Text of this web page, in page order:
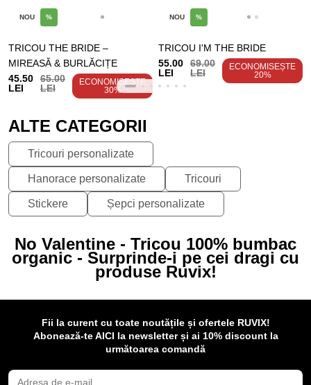
NOU %
TRICOU THE BRIDE –
MIREASĂ & BURLĂCIȚE
45.50
LEI
65.00
LEI
ECONOMISEȘTE
30%
NOU %
TRICOU I'M THE BRIDE
55.00
LEI
69.00
LEI
ECONOMISEȘTE
20%
ALTE CATEGORII
Tricouri personalizate
Hanorace personalizate Tricouri
Stickere Șepci personalizate
No Valentine - Tricou 100% bumbac
organic - Surprinde-i pe cei dragi cu
produse Ruvix!
Fii la curent cu toate noutățile și ofertele RUVIX!
Abonează-te AICI la newsletter și ai 10% discount la
următoarea comandă